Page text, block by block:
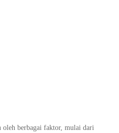
oleh berbagai faktor, mulai dari